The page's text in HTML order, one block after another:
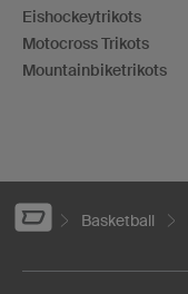
Eishockeytrikots
Motocross Trikots
Mountainbiketrikots
Basketball